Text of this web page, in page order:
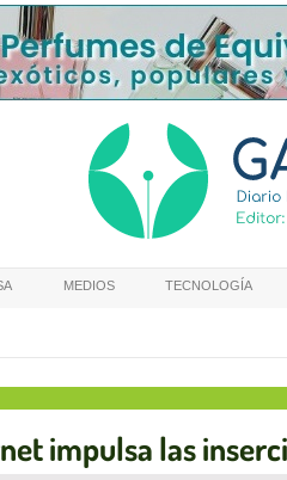
MEDIOS TECNOLOGÍA
impulsa las